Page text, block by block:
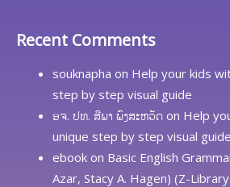
Recent Comments
souknapha on Help your kids
step by step visual guide
ອຈ. ປທ. ສີພາ ພົງສະຫວັດ on Help
unique step by step visual guide
ebook on Basic English
Azar, Stacy A. Hagen) (Z-